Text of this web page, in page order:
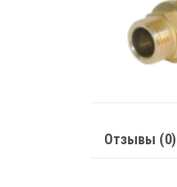
Отзывы (0)